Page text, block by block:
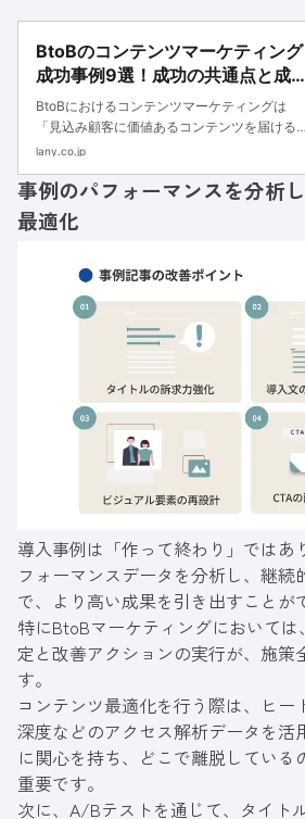
BtoBのコンテンツマーケティング
成功事例9選！成功の共通点と成果
を出す7ステップ
BtoBにおけるコンテンツマーケティングは
「見込み顧客に価値あるコンテンツを届けるこ
とで、事業目標の達成を目指すマーケティング
じて問い合わせや商談につなげられます。しか
し2025年現在、BtoBにお...
lany.co.jp
事例のパフォーマンスを分析
最適化
導入事例は「作って終わり」ではあ
フォーマンスデータを分析し、継続
で、より高い成果を引き出すことが
特にBtoBマーケティングにおいて
定と改善アクションの実行が、施策
す。
コンテンツ最適化を行う際は、ヒー
深度などのアクセス解析データを活
に関心を持ち、どこで離脱している
重要です。
次に、A/Bテストを通じて、タイト